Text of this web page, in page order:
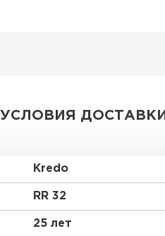
УСЛОВИЯ ДОСТАВКИ
Kredo
RR 32
25 лет